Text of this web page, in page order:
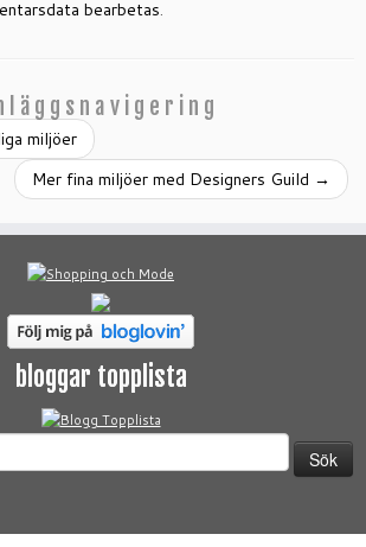
bearbetas.
miljöer
Mer fina miljöer med Designers Guild →
bloggar topplista